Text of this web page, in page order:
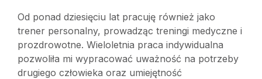
Od ponad dziesięciu lat pracuję również jako
trener personalny, prowadząc treningi medyczne i
prozdrowotne. Wieloletnia praca indywidualna
pozwoliła mi wypracować uważność na potrzeby
drugiego człowieka oraz umiejętność